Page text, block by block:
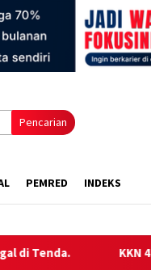
Pencarian
PEMRED INDEKS
UNCEN GELAR